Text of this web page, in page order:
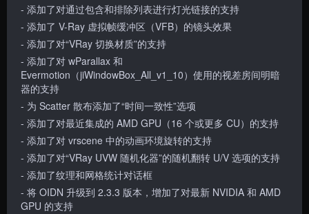
- 添加了对通过包含和排除列表进行灯光链接的支持
- 添加了 V-Ray 虚拟帧缓冲区（VFB）的镜头效果
- 添加了对“VRay 切换材质”的支持
- 添加了对 wParallax 和
Evermotion（jiWindowBox_All_v1_10）使用的视差房间明暗
器的支持
- 为 Scatter 散布添加了“时间一致性”选项
- 添加了对最近集成的 AMD GPU（16 个或更多 CU）的支持
- 添加了对 vrscene 中的动画环境旋转的支持
- 添加了对“VRay UVW 随机化器”的随机翻转 U/V 选项的支持
- 添加了纹理和网格统计对话框
- 将 OIDN 升级到 2.3.3 版本，增加了对最新 NVIDIA 和 AMD
GPU 的支持